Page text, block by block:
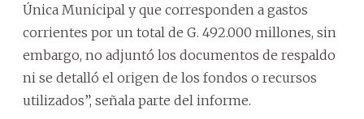
Única Municipal y que corresponden a gastos
corrientes por un total de G. 492.000 millones, sin
embargo, no adjuntó los documentos de respaldo
ni se detalló el origen de los fondos o recursos
utilizados”, señala parte del informe.